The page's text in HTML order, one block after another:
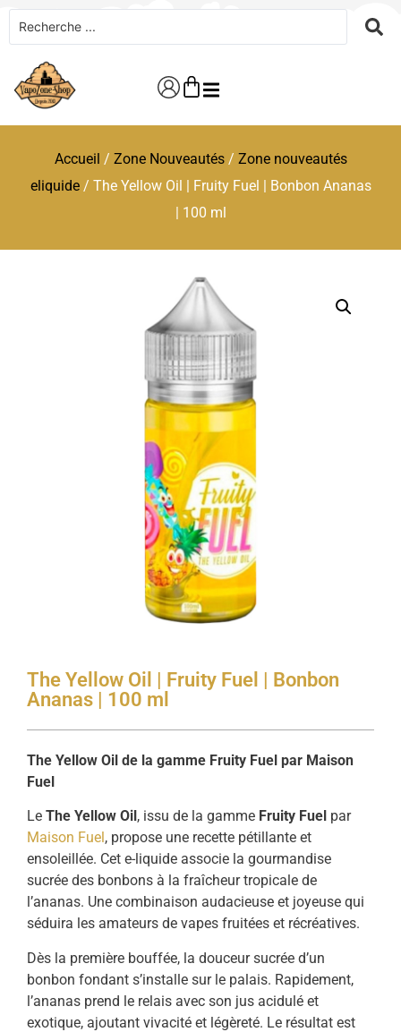
Accueil / Zone Nouveautés/ Zone nouveautés
eliquide/ The Yellow Oil | Fruity Fuel | Bonbon Ananas
| 100 ml
The Yellow Oil | Fruity Fuel | Bonbon
Ananas | 100 ml
The Yellow Oil de la gamme Fruity Fuel par Maison
Fuel
Le The Yellow Oil , issu de la gamme Fruity Fuel par
Maison Fuel , propose une recette pétillante et
ensoleillée. Cet e-liquide associe la gourmandise
sucrée des bonbons à la fraîcheur tropicale de
l’ananas. Une combinaison audacieuse et joyeuse qui
séduira les amateurs de vapes fruitées et récréatives.
Dès la première bouffée, la douceur sucrée d’un
bonbon fondant s’installe sur le palais. Rapidement,
l’ananas prend le relais avec son jus acidulé et
exotique, ajoutant vivacité et légèreté. Le résultat est